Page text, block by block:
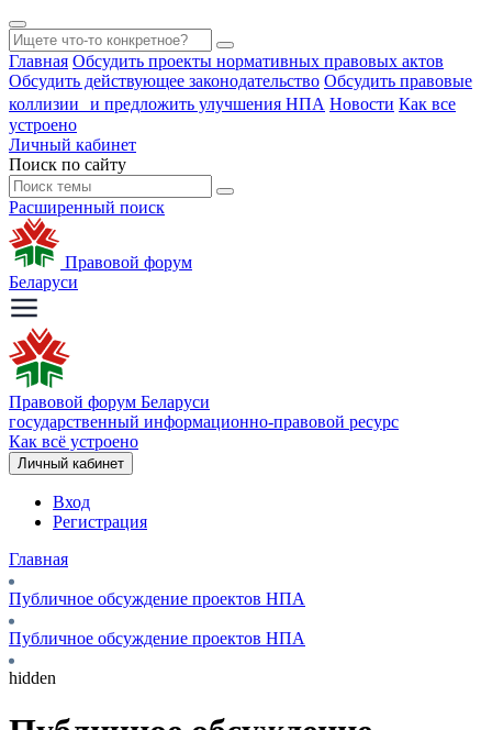
Главная Обсудить проекты нормативных правовых актов
Обсудить действующее законодательство Обсудить правовые
коллизии и предложить улучшения НПА Новости Как все
устроено
Личный кабинет
Поиск по сайту
Расширенный поиск
Правовой форум
Беларуси
Правовой форум Беларуси
государственный информационно-правовой ресурс
Как всё устроено
Личный кабинет
Вход
Регистрация
Главная
Публичное обсуждение проектов НПА
Публичное обсуждение проектов НПА
hidden